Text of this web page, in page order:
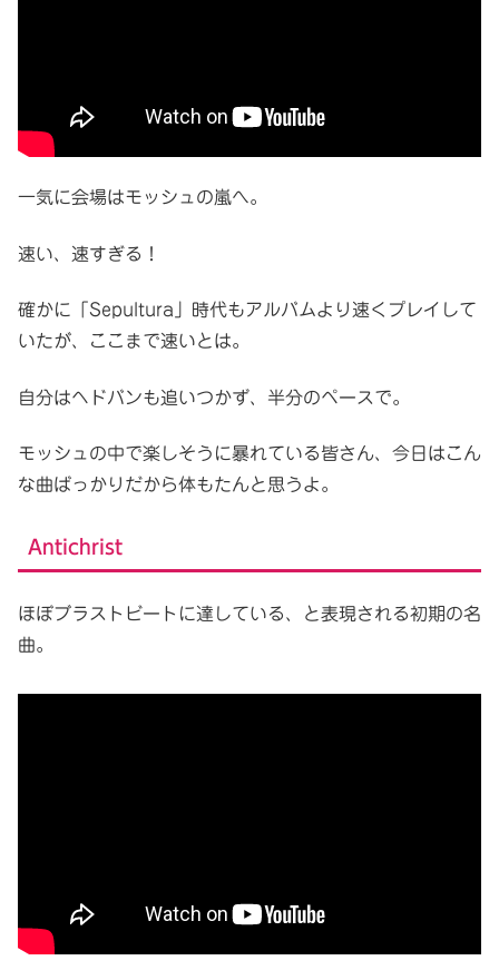
一気に会場はモッシュの嵐へ。
速い、速すぎる！
確かに「Sepultura」時代もアルバムより速くプレイして
いたが、ここまで速いとは。
自分はヘドバンも追いつかず、半分のペースで。
モッシュの中で楽しそうに暴れている皆さん、今日はこん
な曲ばっかりだから体もたんと思うよ。
Antichrist
ほぼブラストビートに達している、と表現される初期の名
曲。